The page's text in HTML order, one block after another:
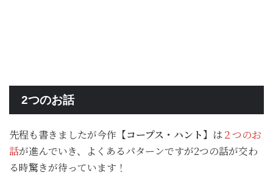
2つのお話
先程も書きましたが今作 【コープス・ハント】 は２つのお
話が進んでいき、よくあるパターンですが2つの話が交わ
る時驚きが待っています！